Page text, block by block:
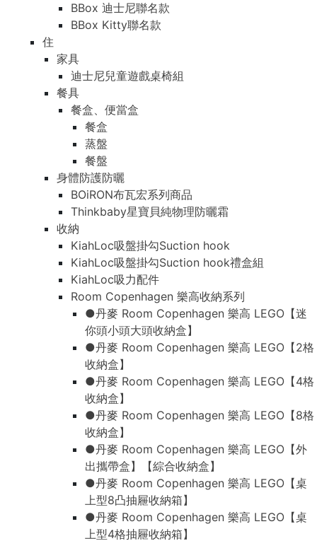
BBox 迪士尼聯名款
BBox Kitty聯名款
住
家具
迪士尼兒童遊戲桌椅組
餐具
餐盒、便當盒
餐盒
蒸盤
餐盤
身體防護防曬
BOiRON布瓦宏系列商品
Thinkbaby星寶貝純物理防曬霜
收納
KiahLoc吸盤掛勾Suction hook
KiahLoc吸盤掛勾Suction hook禮盒組
KiahLoc吸力配件
Room Copenhagen 樂高收納系列
●丹麥 Room Copenhagen 樂高 LEGO【迷
你頭小頭大頭收納盒】
●丹麥 Room Copenhagen 樂高 LEGO【2格
收納盒】
●丹麥 Room Copenhagen 樂高 LEGO【4格
收納盒】
●丹麥 Room Copenhagen 樂高 LEGO【8格
收納盒】
●丹麥 Room Copenhagen 樂高 LEGO【外
出攜帶盒】【綜合收納盒】
●丹麥 Room Copenhagen 樂高 LEGO【桌
上型8凸抽屜收納箱】
●丹麥 Room Copenhagen 樂高 LEGO【桌
上型4格抽屜收納箱】